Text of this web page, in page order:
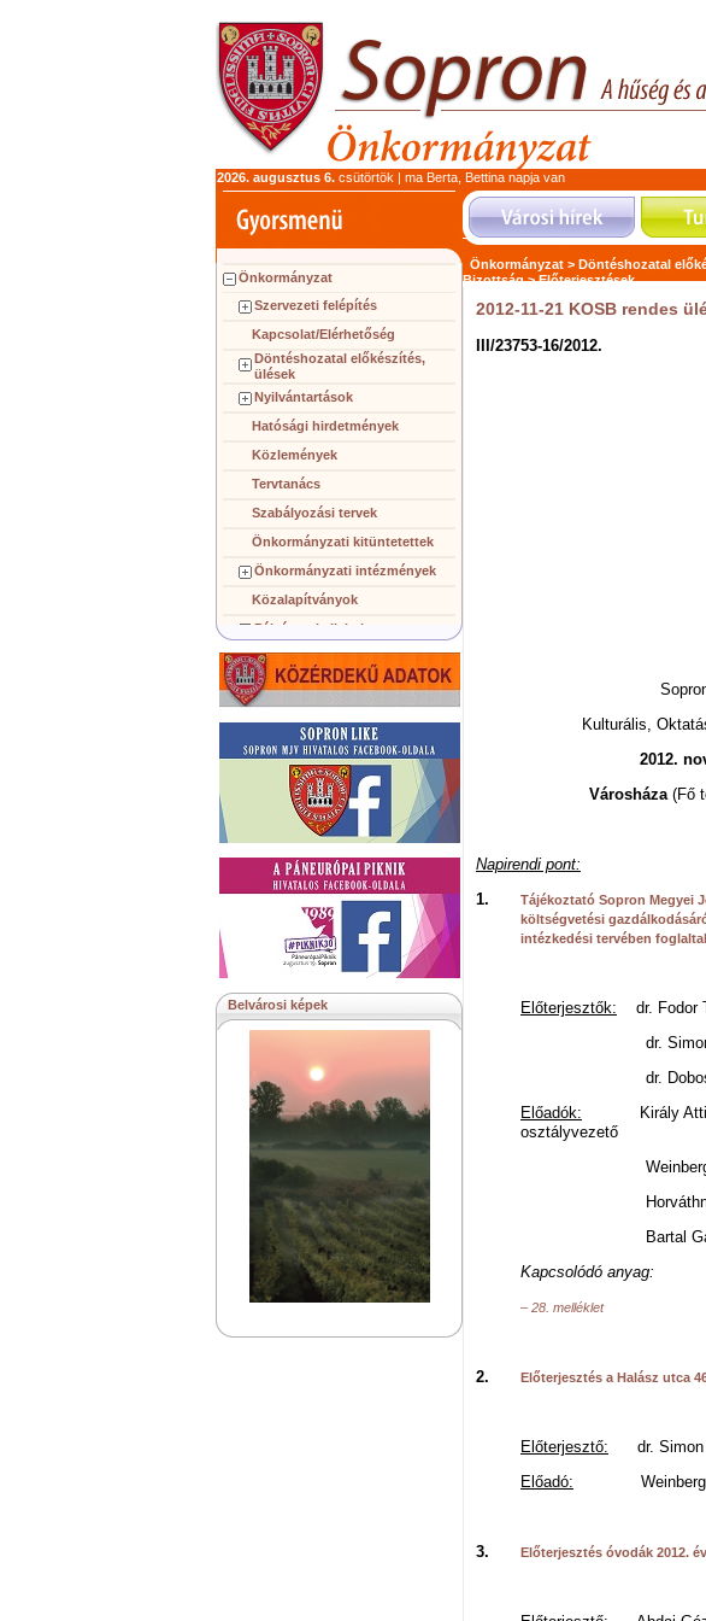
2026. augusztus 6. csütörtök | ma Berta, Bettina napja van
Önkormányzat
Szervezeti felépítés
Kapcsolat/Elérhetőség
Döntéshozatal előkészítés,
ülések
Nyilvántartások
Hatósági hirdetmények
Közlemények
Tervtanács
Szabályozási tervek
Önkormányzati kitüntetettek
Önkormányzati intézmények
Közalapítványok
Pályázatok, licitek
Koncepciók, tervezetek
Településképi követelmények
Közérdekű információk
Testvérvárosok
Belvárosi képek
Önkormányzat > Döntéshozatal
Bizottság >Előterjesztések
2012-11-21 KOSB rendes
III/23753-16/2012.
Kulturális,
2012.
Városháza (Fő
Napirendi pont:
1.
Tájékoztató Sopron Megyei
költségvetési
intézkedési tervében
Előterjesztők: dr. Fodor
dr. Simon
dr. Dobos
Előadók: Király
osztályvezető
Weinbergerné dr.
Horváthné
Bartal Gábor
Kapcsolódó anyag:
– 28. melléklet
2. Előterjesztés a Halász utca
Előterjesztő: dr. Simon
Előadó: Weinbergerné
3. Előterjesztés óvodák 2012.